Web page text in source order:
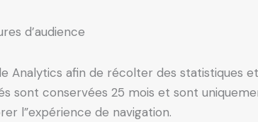
d’audience
Analytics afin de récolter des statistiques
sont conservées 25 mois et sont
l”expérience de navigation.